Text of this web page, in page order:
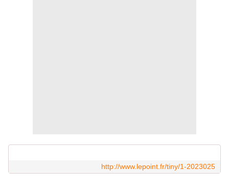
http://www.lepoint.fr/tiny/1-2023025